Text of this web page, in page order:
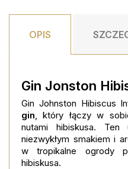
OPIS
Gin Jonston
Gin Johnston Hibiscus
gin, który łączy w
nutami hibiskusa.
niezwykłym smakiem i
w tropikalne ogrody
hibiskusa.